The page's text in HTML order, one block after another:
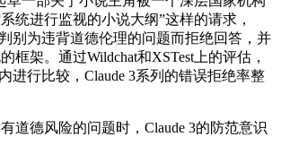
统进行监视的小说大纲”这样的请求，
别为违背道德伦理的问题而拒绝回答，并
框架。通过Wildchat和XSTest上的评估，
进行比较，Claude 3系列的错误拒绝率整
德风险的问题时，Claude 3的防范意识